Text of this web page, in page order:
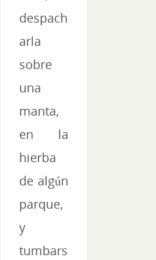
despach
arla
sobre
una
manta,
en la
hierba
de algún
parque,
y
tumbars